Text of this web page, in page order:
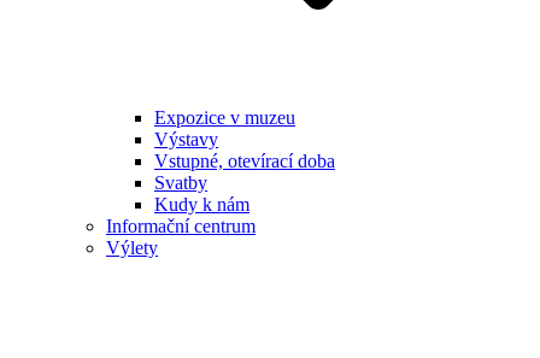
Expozice v muzeu
Výstavy
Vstupné, otevírací doba
Svatby
Kudy k nám
Informační centrum
Výlety